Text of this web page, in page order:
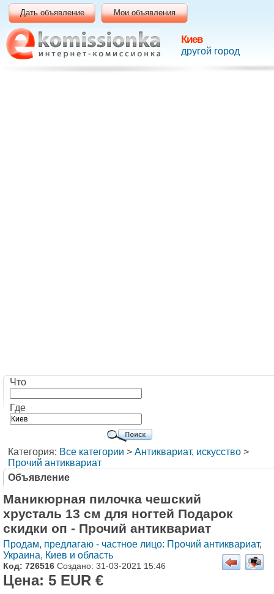
Киев
другой город
Дать объявление Мои объявления
Что
Где
Категория: Все категории > Антиквариат, искусство >
Прочий антиквариат
Объявление
Маникюрная пилочка чешский
хрусталь 13 см для ногтей Подарок
скидки оп - Прочий антиквариат
Продам, предлагаю - частное лицо: Прочий антиквариат,
Украина, Киев и область
Код: 726516 Создано: 31-03-2021 15:46
Цена: 5 EUR €